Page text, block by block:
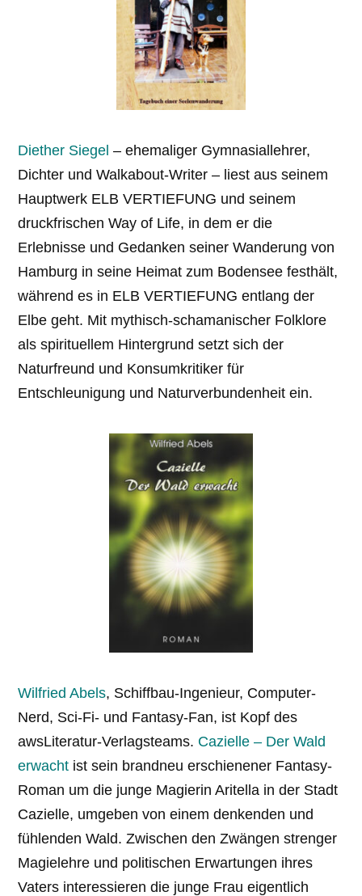
Diether Siegel – ehemaliger Gymnasiallehrer,
Dichter und Walkabout-Writer – liest aus seinem
Hauptwerk ELB VERTIEFUNG und seinem
druckfrischen Way of Life, in dem er die
Erlebnisse und Gedanken seiner Wanderung von
Hamburg in seine Heimat zum Bodensee festhält,
während es in ELB VERTIEFUNG entlang der
Elbe geht. Mit mythisch-schamanischer Folklore
als spirituellem Hintergrund setzt sich der
Naturfreund und Konsumkritiker für
Entschleunigung und Naturverbundenheit ein.
Wilfried Abels, Schiffbau-Ingenieur, Computer-
Nerd, Sci-Fi- und Fantasy-Fan, ist Kopf des
awsLiteratur-Verlagsteams. Cazielle – Der Wald
erwacht ist sein brandneu erschienener Fantasy-
Roman um die junge Magierin Aritella in der Stadt
Cazielle, umgeben von einem denkenden und
fühlenden Wald. Zwischen den Zwängen strenger
Magielehre und politischen Erwartungen ihres
Vaters interessieren die junge Frau eigentlich